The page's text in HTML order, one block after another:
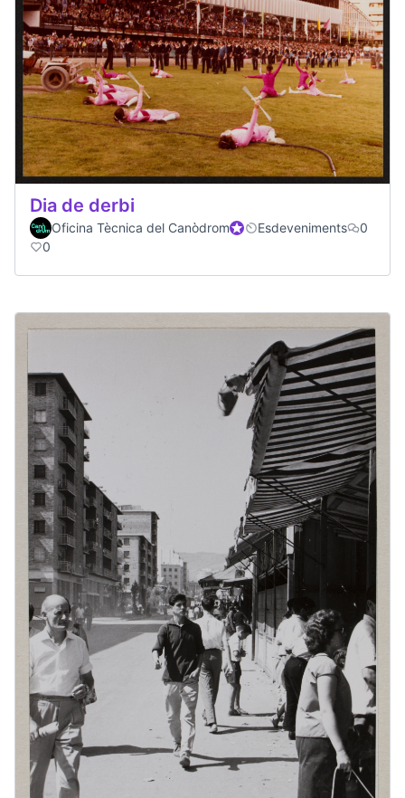
Dia de derbi
Oficina Tècnica del CanòdromOfficial participant
Esdeveniments
0
0